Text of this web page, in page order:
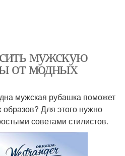
мужскую
от модных
мужская рубашка поможет
образов? Для этого нужно
советами стилистов.